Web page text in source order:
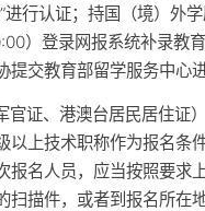
进行认证；持国（境）外
）登录网报系统补录教
交教育部留学服务中心进
官证、港澳台居民居住证
以上技术职称作为报名条
报名人员，应当按照要求
扫描件，或者到报名所在